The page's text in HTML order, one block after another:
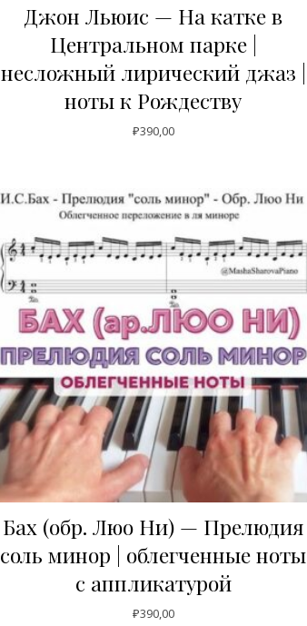
Джон Льюис — На катке в
Центральном парке |
несложный лирический джаз |
ноты к Рождеству
₽390,00
Бах (обр. Люо Ни) — Прелюдия
соль минор | облегченные ноты
с аппликатурой
₽390,00